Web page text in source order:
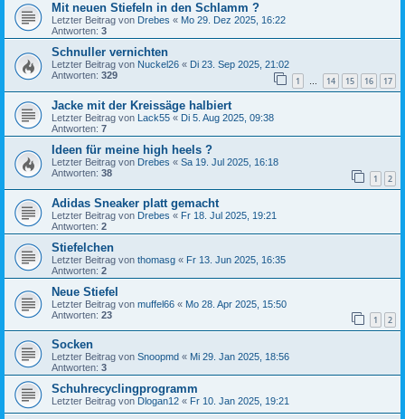
Mit neuen Stiefeln in den Schlamm ?
Letzter Beitrag von Drebes « Mo 29. Dez 2025, 16:22
Antworten: 3
Schnuller vernichten
Letzter Beitrag von Nuckel26 « Di 23. Sep 2025, 21:02
Antworten: 329 1 … 14 15 16 17
Jacke mit der Kreissäge halbiert
Letzter Beitrag von Lack55 « Di 5. Aug 2025, 09:38
Antworten: 7
Ideen für meine high heels ?
Letzter Beitrag von Drebes « Sa 19. Jul 2025, 16:18
Antworten: 38 1 2
Adidas Sneaker platt gemacht
Letzter Beitrag von Drebes « Fr 18. Jul 2025, 19:21
Antworten: 2
Stiefelchen
Letzter Beitrag von thomasg « Fr 13. Jun 2025, 16:35
Antworten: 2
Neue Stiefel
Letzter Beitrag von muffel66 « Mo 28. Apr 2025, 15:50
Antworten: 23 1 2
Socken
Letzter Beitrag von Snoopmd « Mi 29. Jan 2025, 18:56
Antworten: 3
Schuhrecyclingprogramm
Letzter Beitrag von Dlogan12 « Fr 10. Jan 2025, 19:21